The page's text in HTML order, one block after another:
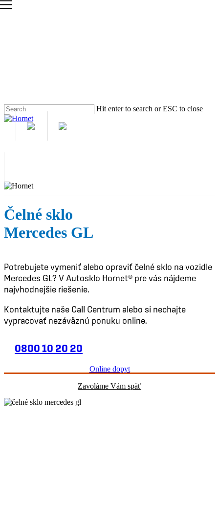
Skip
Hit enter to search or ESC to close
Close
Čelné sklo
Mercedes GL
Potrebujete vymeniť alebo opraviť čelné sklo na vozidle
Mercedes GL? V Autosklo Hornet® pre vás nájdeme
najvhodnejšie riešenie.
Kontaktujte naše Call Centrum alebo si nechajte
vypracovať nezáväznú ponuku online.
0800 10 20 20
Online dopyt
Zavoláme Vám späť